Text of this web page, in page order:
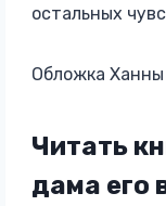
остальных
Обложка
Читать
дама его